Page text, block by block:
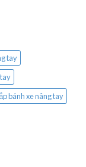
tay
bánh xe nâng tay